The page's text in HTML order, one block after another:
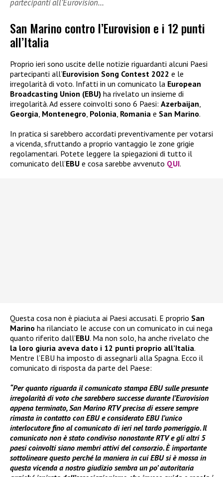
partecipanti all’Eurovision…
San Marino contro l’Eurovision e i 12 punti
all’Italia
Proprio ieri sono uscite delle notizie riguardanti alcuni Paesi
partecipanti all’Eurovision Song Contest 2022 e le
irregolarità di voto. Infatti in un comunicato la European
Broadcasting Union (EBU) ha rivelato un insieme di
irregolarità. Ad essere coinvolti sono 6 Paesi: Azerbaijan
Georgia Montenegro Polonia Romania e San Marino.
In pratica si sarebbero accordati preventivamente per votarsi
a vicenda, sfruttando a proprio vantaggio le zone grigie
regolamentari. Potete leggere la spiegazioni di tutto il
comunicato dell’EBU e cosa sarebbe avvenuto QUI.
Questa cosa non è piaciuta ai Paesi accusati. E proprio San
Marino ha rilanciato le accuse con un comunicato in cui nega
quanto riferito dall’EBU. Ma non solo, ha anche rivelato che
la loro giuria aveva dato i 12 punti proprio all’Italia.
Mentre l’EBU ha imposto di assegnarli alla Spagna. Ecco il
comunicato di risposta da parte del Paese:
“Per quanto riguarda il comunicato stampa EBU sulle presunte
irregolarità di voto che sarebbero successe durante l’Eurovision
appena terminato, San Marino RTV precisa di essere sempre
rimasta in contatto con EBU e considerato EBU l’unico
interlocutore fino al comunicato di ieri nel tardo pomeriggio. Il
comunicato non è stato condiviso nonostante RTV e gli altri 5
paesi coinvolti siano membri attivi del consorzio. È importante
sottolineare questo perché la maniera in cui EBU si è mossa in
questa vicenda a nostro giudizio sembra un po’ autoritaria